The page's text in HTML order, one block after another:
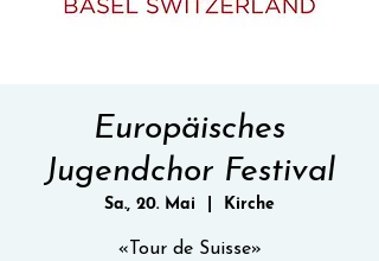
Europäisches
Jugendchor Festival
Sa., 20. Mai Kirche
«Tour de Suisse»